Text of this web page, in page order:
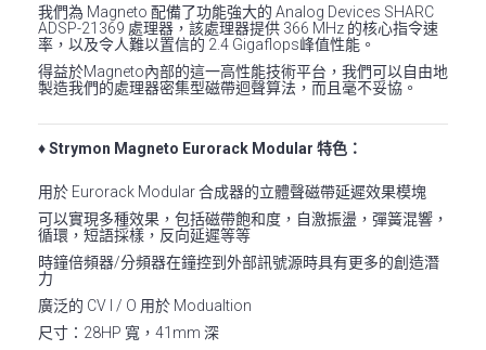
我們為 Magneto 配備了功能強大的 Analog Devices SHARC
ADSP-21369 處理器，該處理器提供 366 MHz 的核心指令速
率，以及令人難以置信的 2.4 Gigaflops峰值性能。
得益於Magneto內部的這一高性能技術平台，我們可以自由地
製造我們的處理器密集型磁帶迴聲算法，而且毫不妥協。
♦ Strymon Magneto Eurorack Modular 特色：
用於 Eurorack Modular 合成器的立體聲磁帶延遲效果模塊
可以實現多種效果，包括磁帶飽和度，自激振盪，彈簧混響，
循環，短語採樣，反向延遲等等
時鐘倍頻器/分頻器在鐘控到外部訊號源時具有更多的創造潛
力
廣泛的 CV I / O 用於 Modualtion
尺寸：28HP 寬，41mm 深